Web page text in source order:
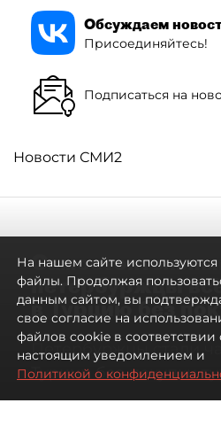
Обсуждаем
Присоединяйтесь!
Подписаться на
Новости СМИ2
петербуржцы
в Турцию без
Петербуржцы стали
Турции без покупки
На нашем сайте используются
файлы. Продолжая
данным сайтом, вы
свое согласие на
файлов cookie в соответствии
настоящим уведомлением и
Политикой о